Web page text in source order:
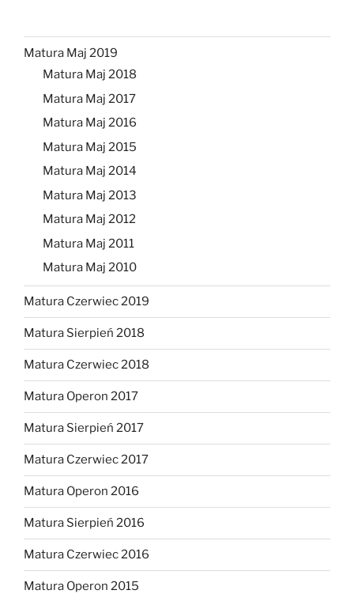
Matura Maj 2019
Matura Maj 2018
Matura Maj 2017
Matura Maj 2016
Matura Maj 2015
Matura Maj 2014
Matura Maj 2013
Matura Maj 2012
Matura Maj 2011
Matura Maj 2010
Matura Czerwiec 2019
Matura Sierpień 2018
Matura Czerwiec 2018
Matura Operon 2017
Matura Sierpień 2017
Matura Czerwiec 2017
Matura Operon 2016
Matura Sierpień 2016
Matura Czerwiec 2016
Matura Operon 2015